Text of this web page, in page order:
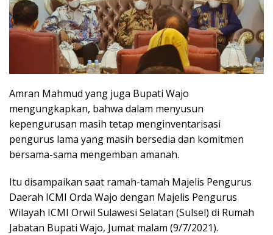
Amran Mahmud yang juga Bupati Wajo
mengungkapkan, bahwa dalam menyusun
kepengurusan masih tetap menginventarisasi
pengurus lama yang masih bersedia dan komitmen
bersama-sama mengemban amanah.
Itu disampaikan saat ramah-tamah Majelis Pengurus
Daerah ICMI Orda Wajo dengan Majelis Pengurus
Wilayah ICMI Orwil Sulawesi Selatan (Sulsel) di Rumah
Jabatan Bupati Wajo, Jumat malam (9/7/2021).